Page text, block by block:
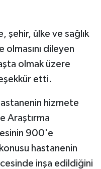
şehir, ülke ve sağlık
olmasını dileyen
olmak üzere
etti.
hizmete
Araştırma
900'e
hastanenin
inşa edildiğini